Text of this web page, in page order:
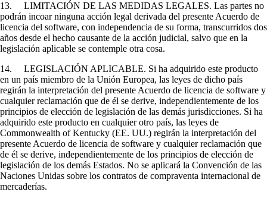
13. LIMITACIÓN DE LAS MEDIDAS LEGALES. Las partes no
podrán incoar ninguna acción legal derivada del presente Acuerdo de
licencia del software, con independencia de su forma, transcurridos dos
años desde el hecho causante de la acción judicial, salvo que en la
legislación aplicable se contemple otra cosa.
14. LEGISLACIÓN APLICABLE. Si ha adquirido este producto
en un país miembro de la Unión Europea, las leyes de dicho país
regirán la interpretación del presente Acuerdo de licencia de software y
cualquier reclamación que de él se derive, independientemente de los
principios de elección de legislación de las demás jurisdicciones. Si ha
adquirido este producto en cualquier otro país, las leyes de
Commonwealth of Kentucky (EE. UU.) regirán la interpretación del
presente Acuerdo de licencia de software y cualquier reclamación que
de él se derive, independientemente de los principios de elección de
legislación de los demás Estados. No se aplicará la Convención de las
Naciones Unidas sobre los contratos de compraventa internacional de
mercaderías.